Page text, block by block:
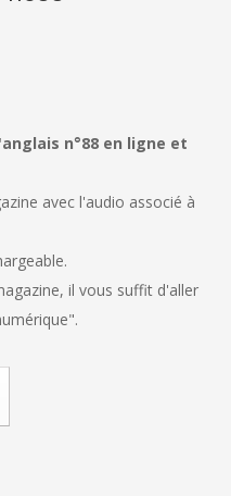
n°88 en ligne et
avec l'audio associé à
il vous suffit d'aller